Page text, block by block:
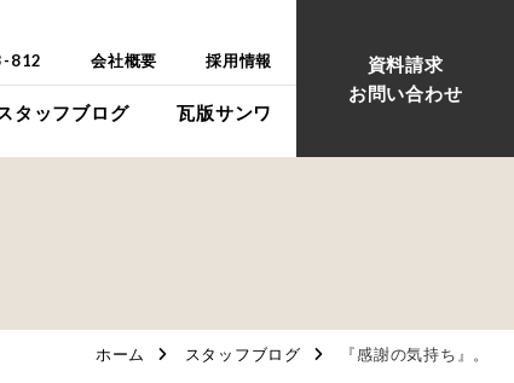
タッフブログ 瓦版サンワ
会社概要 採用情報
812
資料請求
お問い合わせ
ホーム スタッフブログ 『感謝の気持ち』。